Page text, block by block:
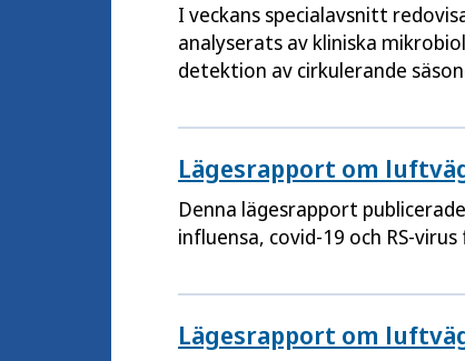
I veckans specialavsnitt
analyserats av kliniska
detektion av cirkulerande
Lägesrapport om
Denna lägesrapport
influensa, covid-19 och RS-
Lägesrapport om